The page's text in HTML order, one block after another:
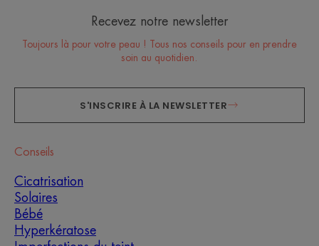
Recevez notre newsletter
Toujours là pour votre peau ! Tous nos conseils pour en prendre
soin au quotidien.
S'INSCRIRE À LA NEWSLETTER
Conseils
Cicatrisation
Solaires
Bébé
Hyperkératose